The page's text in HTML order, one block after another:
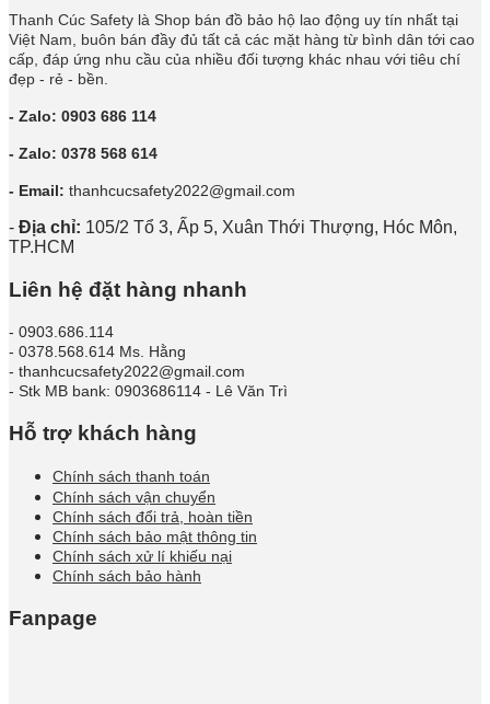
Thanh Cúc Safety là Shop bán đồ bảo hộ lao động uy tín nhất tại
Việt Nam, buôn bán đầy đủ tất cả các mặt hàng từ bình dân tới cao
cấp, đáp ứng nhu cầu của nhiều đối tượng khác nhau với tiêu chí
đẹp - rẻ - bền.
- Zalo: 0903 686 114
- Zalo: 0378 568 614
- Email: thanhcucsafety2022@gmail.com
- Địa chỉ: 105/2 Tổ 3, Ấp 5, Xuân Thới Thượng, Hóc Môn,
TP.HCM
Liên hệ đặt hàng nhanh
- 0903.686.114
- 0378.568.614 Ms. Hằng
- thanhcucsafety2022@gmail.com
- Stk MB bank: 0903686114 - Lê Văn Trì
Hỗ trợ khách hàng
Chính sách thanh toán
Chính sách vận chuyển
Chính sách đổi trả, hoàn tiền
Chính sách bảo mật thông tin
Chính sách xử lí khiếu nại
Chính sách bảo hành
Fanpage